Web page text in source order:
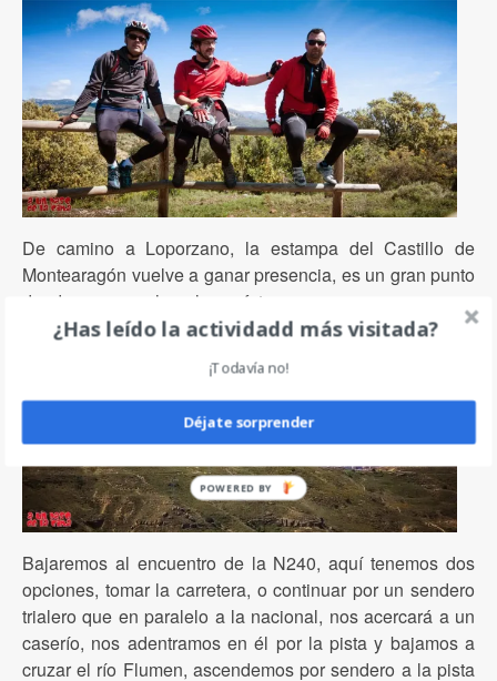
De camino a Loporzano, la estampa del Castillo de
Montearagón vuelve a ganar presencia, es un gran punto
donde parar a echar alguna foto.
Bajaremos al encuentro de la N240, aquí tenemos dos
opciones, tomar la carretera, o continuar por un sendero
trialero que en paralelo a la nacional, nos acercará a un
caserío, nos adentramos en él por la pista y bajamos a
cruzar el río Flumen, ascendemos por sendero a la pista
¿Has leído la actividadd más visitada?
¡Todavía no!
Déjate sorprender